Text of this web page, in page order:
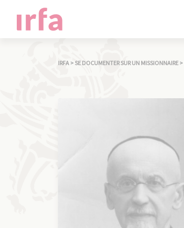
IRFA >SE DOCUMENTER SUR UN MISSIONNAIRE >